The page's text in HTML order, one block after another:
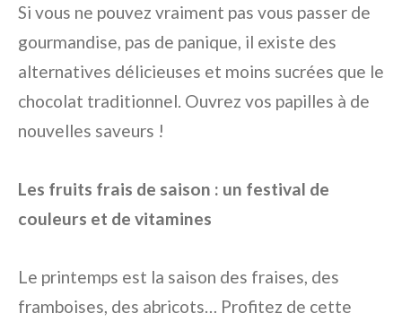
Si vous ne pouvez vraiment pas vous passer de
gourmandise, pas de panique, il existe des
alternatives délicieuses et moins sucrées que le
chocolat traditionnel. Ouvrez vos papilles à de
nouvelles saveurs !
Les fruits frais de saison : un festival de
couleurs et de vitamines
Le printemps est la saison des fraises, des
framboises, des abricots… Profitez de cette